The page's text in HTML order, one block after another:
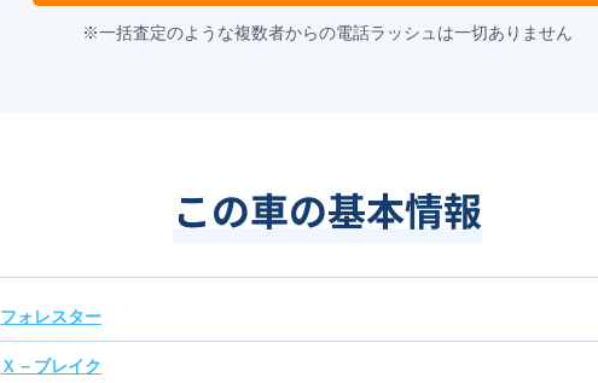
※一括査定のような複数者からの電話ラッシュは一切ありません
この車の基本情報
フォレスター
Ｘ－ブレイク